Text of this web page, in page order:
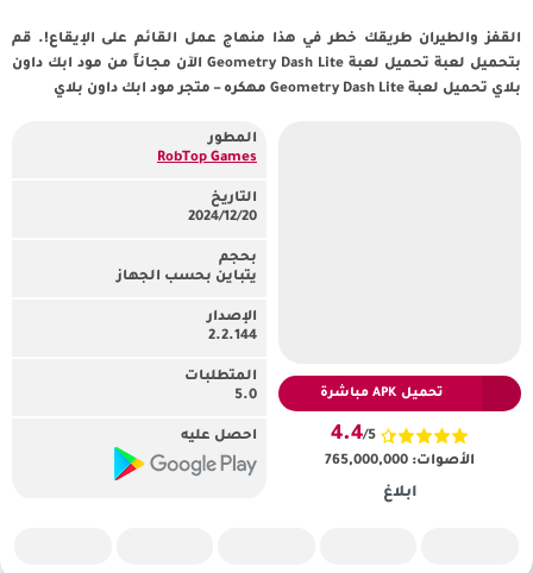
القفز والطيران طريقك خطر في هذا منهاج عمل القائم على الإيقاع!. قم
بتحميل لعبة تحميل لعبة Geometry Dash Lite الآن مجاناً من مود ابك داون
بلاي تحميل لعبة Geometry Dash Lite مهكره – متجر مود ابك داون بلاي
تحميل APK مباشرة
4.4/5
الأصوات: 765,000,000
ابلاغ
المطور
RobTop Games‏
التاريخ
20‏/12‏/2024
بحجم
يتباين بحسب الجهاز
الإصدار
2.2.144
المتطلبات
5.0
احصل عليه